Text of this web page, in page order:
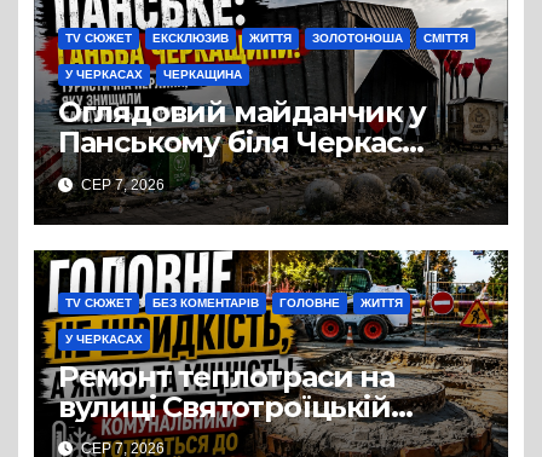
TV СЮЖЕТ ЕКСКЛЮЗИВ ЖИТТЯ ЗОЛОТОНОША СМІТТЯ
У ЧЕРКАСАХ ЧЕРКАЩИНА
Оглядовий майданчик у
Панському біля Черкас
перетворився на занедбане
сміттєзвалище
СЕР 7, 2026
TV СЮЖЕТ БЕЗ КОМЕНТАРІВ ГОЛОВНЕ ЖИТТЯ
У ЧЕРКАСАХ
Ремонт теплотраси на
вулиці Святотроїцькій
затягнувся порівняно із
СЕР 7, 2026